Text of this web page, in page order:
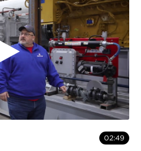
02:49